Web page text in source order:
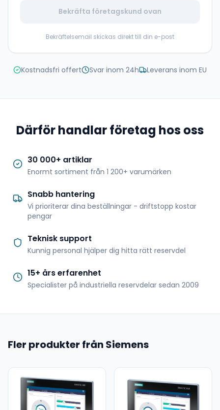
Bekräfta företagskund ovan
Bekräftelsemail skickas direkt till din e-post
Kostnadsfri offert Svar inom 24h Leverans inom EU
Därför handlar företag hos oss
30 000+ artiklar
Enormt sortiment från 1 200+ varumärken
Snabb hantering
Vi prioriterar dina beställningar - driftstopp kostar
pengar
Teknisk support
Kunnig personal hjälper dig hitta rätt reservdel
15+ års erfarenhet
Specialister på industriella reservdelar sedan 2009
Fler produkter från Siemens